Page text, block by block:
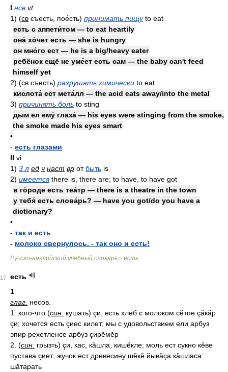
I нсв vt
1) (св съесть, пое́сть) принимать пищуto eat
есть с аппети́том — to eat heartily
она́ хо́чет есть — she is hungry
он мно́го ест — he is a big/heavy eater
ребёнок ещё не уме́ет есть сам — the baby can't feed
himself yet
2) (св съесть) разрушать химически to eat
кислота́ ест мета́лл — the acid eats away/into the metal
3) причинять боль to sting
дым ел ему́ глаза́ — his eyes were stinging from the smoke,
the smoke made his eyes smart
•
- есть глазами
II vi
1) 3 л ед ч наст вр отбыть is
2) имеетсяthere is, there are; to have, to have got
в го́роде есть теа́тр — there is a theatre in the town
у тебя́ есть слова́рь? — have you got/do you have a
dictionary?
•
- так и есть
- молоко свернулось. - так оно и есть!
Русско-английский учебный словарь > есть
17
есть
1
глаг. несов.
1. кого-что (син. кушать) çи; есть хлеб с молоком сĕтпе çǎкǎр
çи; хочется есть çиес килет; мы с удовольствием ели арбуз
эпир рехетленсе арбуз çирĕмĕр
2. (син. грызть) çи, кас, кǎшла, кишĕкле; моль ест сукно кĕве
пустава çиет; жучок ест древесину шĕкĕ йывǎçа кǎшласа
шǎтарать